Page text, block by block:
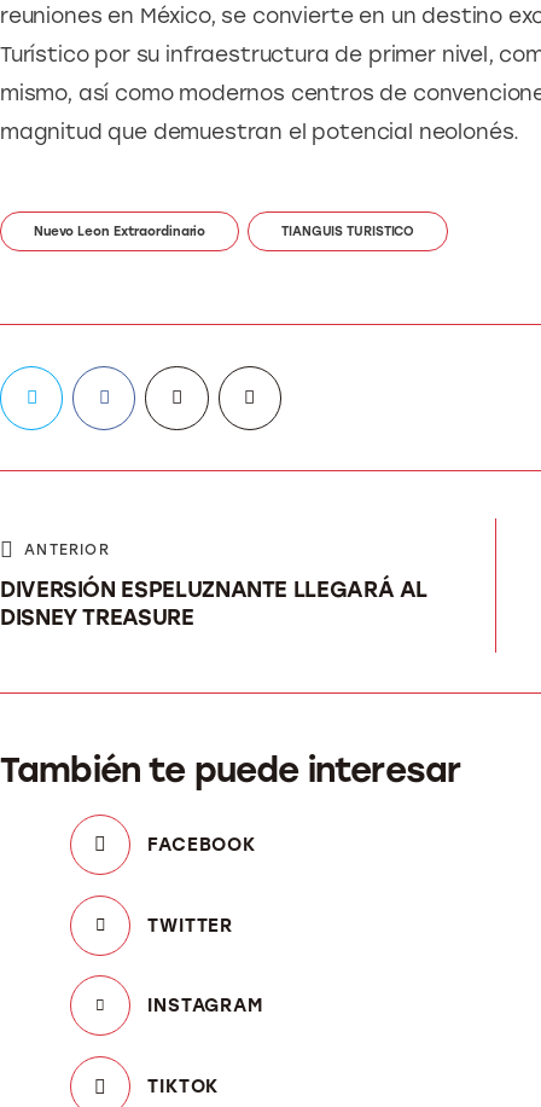
reuniones en México, se convierte en un destino
Turístico por su infraestructura de primer nivel,
mismo, así como modernos centros de
magnitud que demuestran el potencial neolonés.
Nuevo Leon Extraordinario TIANGUIS TURISTICO
ANTERIOR
DIVERSIÓN ESPELUZNANTE LLEGARÁ AL
DISNEY TREASURE
También te puede interesar
FACEBOOK
TWITTER
INSTAGRAM
TIKTOK